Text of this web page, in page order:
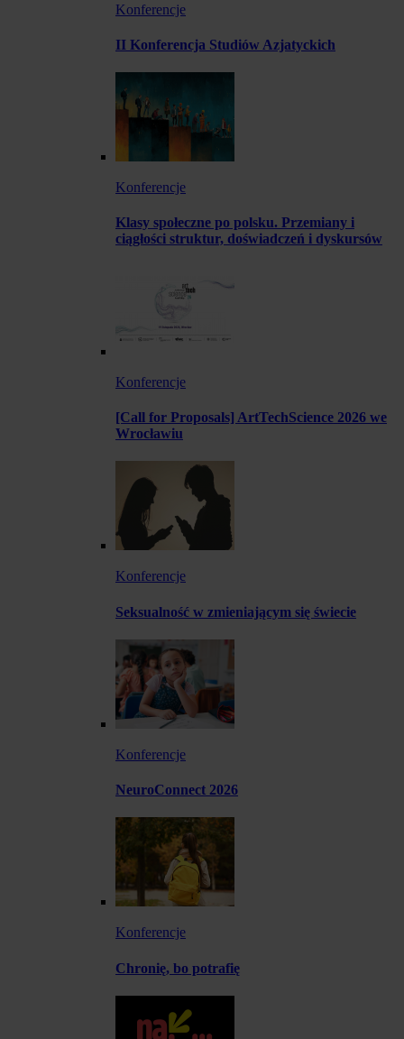
Konferencje
II Konferencja Studiów Azjatyckich
Konferencje
Klasy społeczne po polsku. Przemiany i
ciągłości struktur, doświadczeń i dyskursów
Konferencje
[Call for Proposals] ArtTechScience 2026 we
Wrocławiu
Konferencje
Seksualność w zmieniającym się świecie
Konferencje
NeuroConnect 2026
Konferencje
Chronię, bo potrafię